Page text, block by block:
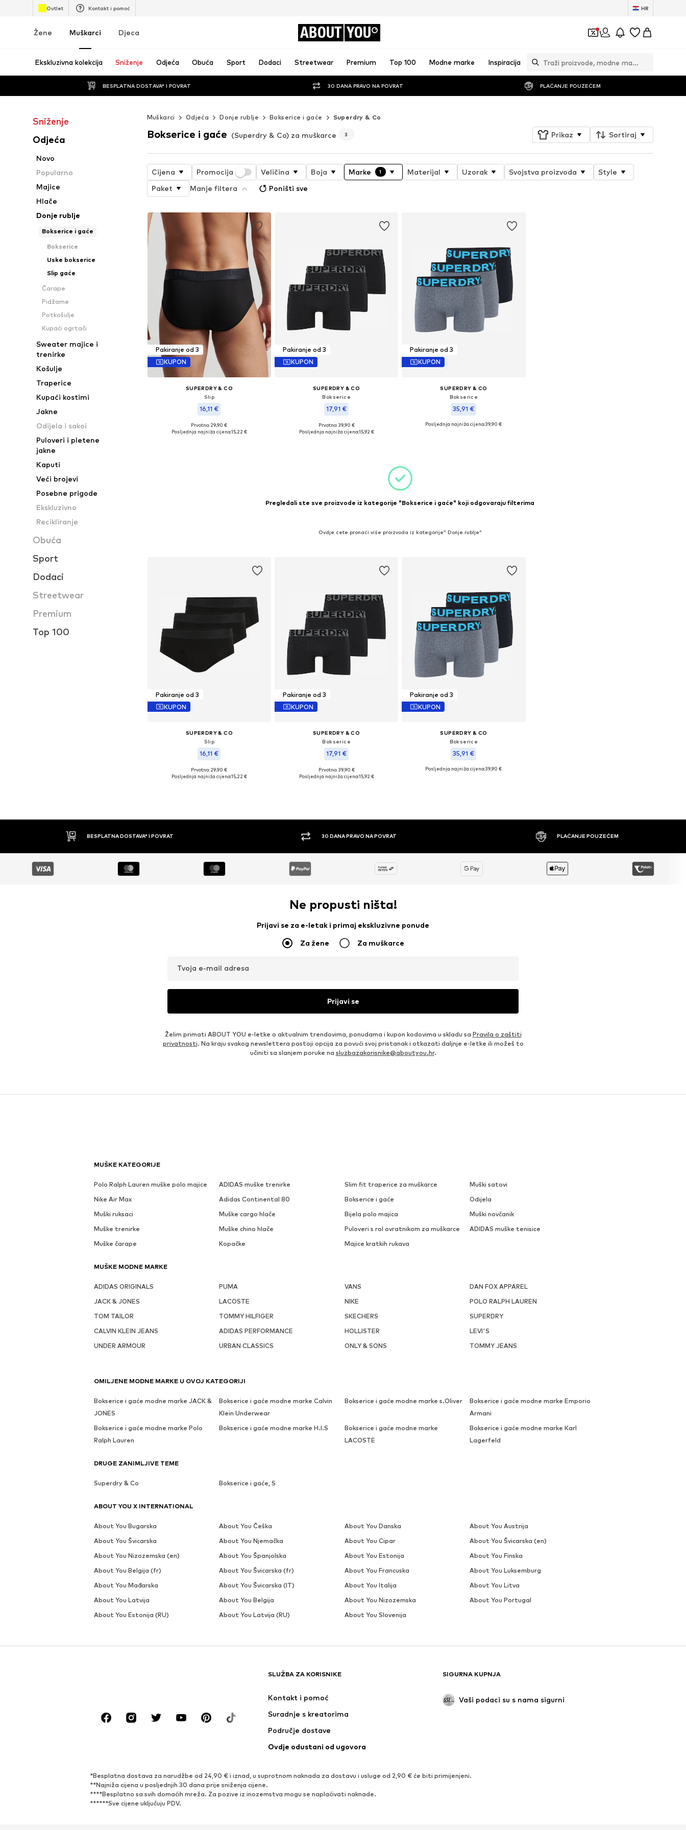
Outlet Kontakt i pomoć HR
Žene Muškarci Djeca ABOUT YOU 1
Ekskluzivna kolekcija Sniženje Odjeća Obuća Sport Dodaci Streetwear Premium Top 100 Modne marke Inspiracija
BESPLATNA DOSTAVA* I POVRAT 30 DANA PRAVO NA POVRAT PLAĆANJE POUZEĆEM
Sniženje
Odjeća
Novo
Popularno
Majice
Hlače
Donje rublje
Bokserice i gaće
Bokserice
Uske bokserice
Slip gaće
Čarape
Pidžame
Potkošulje
Kupaći ogrtači
Sweater majice i
trenirke
Košulje
Traperice
Kupaći kostimi
Jakne
Odijela i sakoi
Puloveri i pletene
jakne
Kaputi
Veći brojevi
Posebne prigode
Ekskluzivno
Recikliranje
Obuća
Sport
Dodaci
Streetwear
Premium
Top 100
Muškarci Odjeća Donje rublje Bokserice i gaće Superdry & Co
Bokserice i gaće (Superdry & Co) za muškarce 3 Prikaz Sortiraj
Cijena Promocija Veličina Boja Marke 1 Materijal Uzorak Svojstva proizvoda
Style
Paket
Manje filtera Poništi sve
Pakiranje od 3
KUPON
SUPERDRY & CO
Slip
16,11 €
Dostupne veličine: S
Prvotno: 29,90 €
Posljednja najniža cijena:15,22 €
Pakiranje od 3
KUPON
SUPERDRY & CO
Bokserice
17,91 €
Dostupne veličine: S
Prvotno: 39,90 €
Posljednja najniža cijena:15,92 €
Pakiranje od 3
KUPON
SUPERDRY & CO
Bokserice
35,91 €
Dostupne veličine: S
Posljednja najniža cijena:39,90 €
Pregledali ste sve proizvode iz kategorije "Bokserice i gaće" koji odgovaraju filterima
Ovdje ćete pronaći više proizvoda iz kategorije" Donje rublje"
Pakiranje od 3
KUPON
SUPERDRY & CO
Slip
16,11 €
Dostupne veličine: S
Prvotno: 29,90 €
Posljednja najniža cijena:15,22 €
Pakiranje od 3
KUPON
SUPERDRY & CO
Bokserice
17,91 €
Dostupne veličine: S
Prvotno: 39,90 €
Posljednja najniža cijena:15,92 €
Pakiranje od 3
KUPON
SUPERDRY & CO
Bokserice
35,91 €
Dostupne veličine: S
Posljednja najniža cijena:39,90 €
BESPLATNA DOSTAVA* I POVRAT 30 DANA PRAVO NA POVRAT PLAĆANJE POUZEĆEM
Ne propusti ništa!
Prijavi se za e-letak i primaj ekskluzivne ponude
Za žene Za muškarce
Tvoja e-mail adresa
Prijavi se
Želim primati ABOUT YOU e-letke o aktualnim trendovima, ponudama i kupon kodovima u skladu sa Pravila o zaštiti
privatnosti. Na kraju svakog newslettera postoji opcija za povući svoj pristanak i otkazati daljnje e-letke ili možeš to
učiniti sa slanjem poruke na sluzbazakorisnike@aboutyou.hr.
MUŠKE KATEGORIJE
Polo Ralph Lauren muške polo majice ADIDAS muške trenirke Slim fit traperice za muškarce
Muški satovi
Nike Air Max
Adidas Continental 80 Bokserice i gaće
Odijela
Muški ruksaci
Muške cargo hlače Bijela polo majica
Muški novčanik
Muške trenirke
Muške chino hlače Puloveri s rol ovratnikom za muškarce
ADIDAS muške tenisice
Muške čarape
Kopačke Majice kratkih rukava
MUŠKE MODNE MARKE
ADIDAS ORIGINALS PUMA VANS
DAN FOX APPAREL
JACK & JONES
LACOSTE NIKE
POLO RALPH LAUREN
TOM TAILOR
TOMMY HILFIGER SKECHERS
SUPERDRY
CALVIN KLEIN JEANS
ADIDAS PERFORMANCE HOLLISTER
LEVI'S
UNDER ARMOUR
URBAN CLASSICS ONLY & SONS TOMMY JEANS
SLUŽBA ZA KORISNIKE
Kontakt i pomoć
Suradnje s kreatorima
Područje dostave
Ovdje odustani od ugovora
SIGURNA KUPNJA
Vaši podaci su s nama sigurni
*Besplatna dostava za narudžbe od 24,90 € i iznad, u suprotnom naknada za dostavu i usluge od 2,90 € će biti primijenjeni.
**Najniža cijena u posljednjih 30 dana prije sniženja cijene.
****Besplatno sa svih domaćih mreža. Za pozive iz inozemstva mogu se naplaćivati ​​naknade.
******Sve cijene uključuju PDV.
OMILJENE MODNE MARKE U OVOJ KATEGORIJI
Bokserice i gaće modne marke JACK &
JONES
Bokserice i gaće modne marke Calvin
Klein Underwear
Bokserice i gaće modne marke s.Oliver
Bokserice i gaće modne marke Emporio
Armani
Bokserice i gaće modne marke Polo
Ralph Lauren
Bokserice i gaće modne marke H.I.S
Bokserice i gaće modne marke
LACOSTE
Bokserice i gaće modne marke Karl
Lagerfeld
DRUGE ZANIMLJIVE TEME
Superdry & Co Bokserice i gaće, S
ABOUT YOU X INTERNATIONAL
About You Bugarska About You Češka About You Danska
About You Austrija
About You Švicarska
About You Njemačka About You Cipar
About You Švicarska (en)
About You Nizozemska (en)
About You Španjolska About You Estonija
About You Finska
About You Belgija (fr)
About You Švicarska (fr) About You Francuska
About You Luksemburg
About You Mađarska
About You Švicarska (IT) About You Italija
About You Litva
About You Latvija
About You Belgija About You Nizozemska
About You Portugal
About You Estonija (RU)
About You Latvija (RU) About You Slovenija